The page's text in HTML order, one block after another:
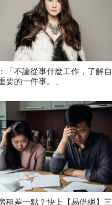
「不論從事什麼工作，了解自
要的一件事。」
租差一點？快上【易借網】三